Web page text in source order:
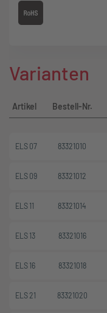
Varianten
Artikel Bestell-Nr.
ELS 07 83321010
ELS 09 83321012
ELS 11 83321014
ELS 13 83321016
ELS 16 83321018
ELS 21 83321020